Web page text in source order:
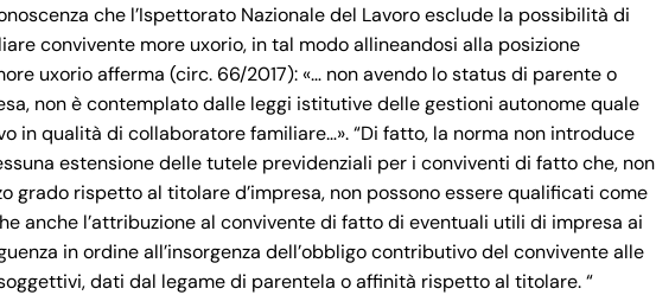
che l’Ispettorato Nazionale del Lavoro esclude la possibilità di
convivente more uxorio, in tal modo allineandosi alla posizione
uxorio afferma (circ. 66/2017): «… non avendo lo status di parente o
non è contemplato dalle leggi istitutive delle gestioni autonome quale
in qualità di collaboratore familiare…». “Di fatto, la norma non introduce
estensione delle tutele previdenziali per i conviventi di fatto che, non
grado rispetto al titolare d’impresa, non possono essere qualificati come
anche l’attribuzione al convivente di fatto di eventuali utili di impresa ai
in ordine all’insorgenza dell’obbligo contributivo del convivente alle
dati dal legame di parentela o affinità rispetto al titolare. “